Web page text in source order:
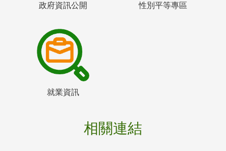
政府資訊公開 性別平等專區
就業資訊
相關連結